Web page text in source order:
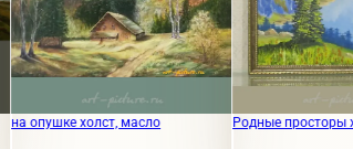
масло Родные просторы холст, масло